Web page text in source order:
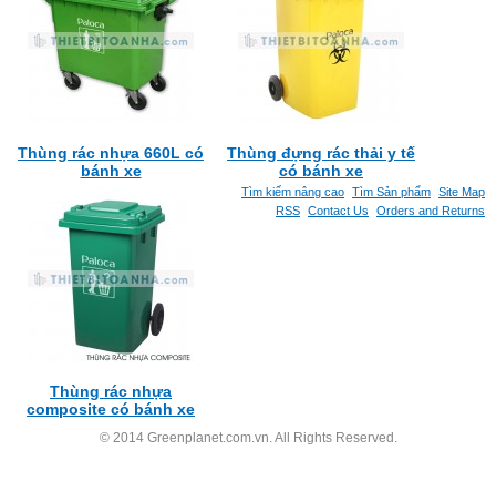
Thùng rác nhựa 660L có
bánh xe
Thùng đựng rác thải y tế
có bánh xe
Thùng rác nhựa
composite có bánh xe
Site Map
Tìm Sản phẩm
Tìm kiếm nâng cao
Orders and Returns
Contact Us
RSS
© 2014 Greenplanet.com.vn. All Rights Reserved.